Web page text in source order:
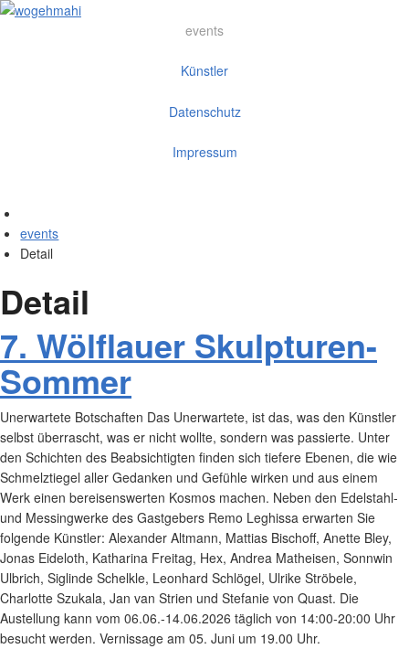
events
Künstler
Datenschutz
Impressum
events
Detail
Detail
7. Wölflauer Skulpturen-
Sommer
Unerwartete Botschaften Das Unerwartete, ist das, was den Künstler
selbst überrascht, was er nicht wollte, sondern was passierte. Unter
den Schichten des Beabsichtigten finden sich tiefere Ebenen, die wie
Schmelztiegel aller Gedanken und Gefühle wirken und aus einem
Werk einen bereisenswerten Kosmos machen. Neben den Edelstahl-
und Messingwerke des Gastgebers Remo Leghissa erwarten Sie
folgende Künstler: Alexander Altmann, Mattias Bischoff, Anette Bley,
Jonas Eideloth, Katharina Freitag, Hex, Andrea Matheisen, Sonnwin
Ulbrich, Siglinde Schelkle, Leonhard Schlögel, Ulrike Ströbele,
Charlotte Szukala, Jan van Strien und Stefanie von Quast. Die
Austellung kann vom 06.06.-14.06.2026 täglich von 14:00-20:00 Uhr
besucht werden. Vernissage am 05. Juni um 19.00 Uhr.